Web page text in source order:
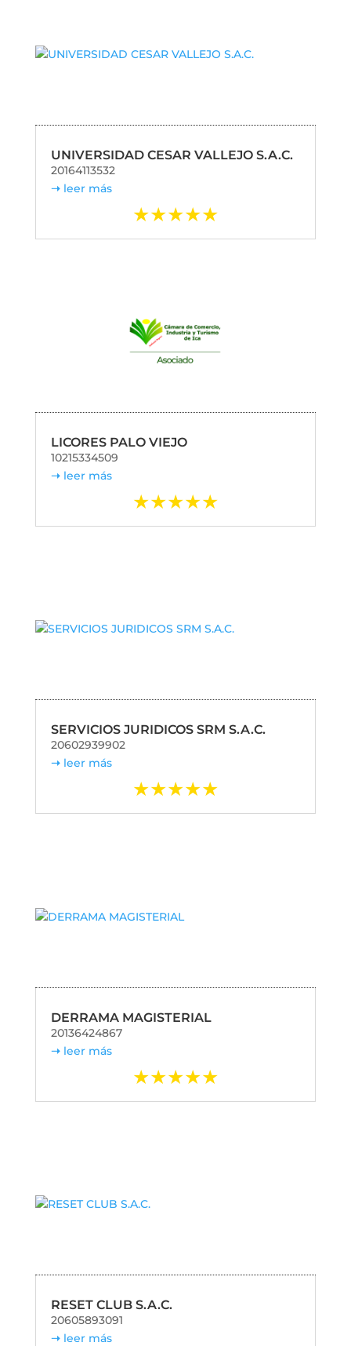
UNIVERSIDAD CESAR VALLEJO S.A.C.
20164113532
leer más
LICORES PALO VIEJO
10215334509
leer más
SERVICIOS JURIDICOS SRM S.A.C.
20602939902
leer más
DERRAMA MAGISTERIAL
20136424867
leer más
RESET CLUB S.A.C.
20605893091
leer más